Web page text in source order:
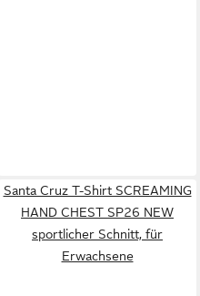
Santa Cruz T-Shirt SCREAMING
HAND CHEST SP26 NEW
sportlicher Schnitt, für
Erwachsene